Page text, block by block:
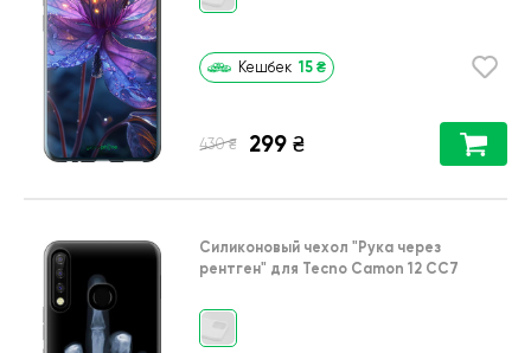
Кешбек 15 ₴
430 ₴ 299 ₴
Силиконовый чехол "Рука через
рентген" для Tecno Camon 12 CC7